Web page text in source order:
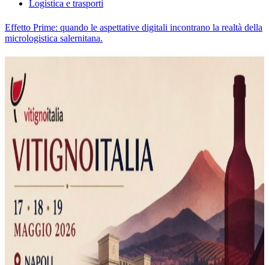
Logistica e trasporti
Effetto Prime: quando le aspettative digitali incontrano la realtà della
micrologistica salernitana.